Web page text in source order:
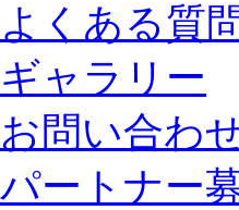
よくある質
ギャラリー
お問い合わ
パートナー